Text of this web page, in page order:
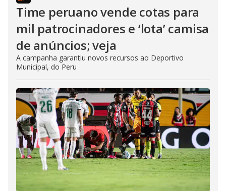
Time peruano vende cotas para
mil patrocinadores e ‘lota’ camisa
de anúncios; veja
A campanha garantiu novos recursos ao Deportivo
Municipal, do Peru